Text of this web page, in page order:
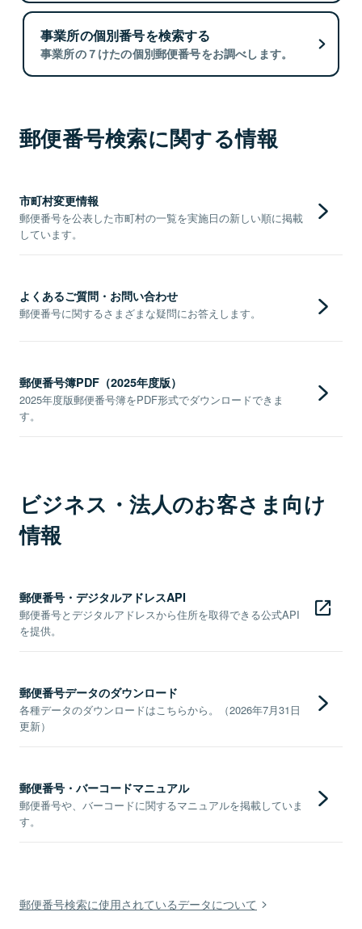
事業所の個別番号を検索する
事業所の７けたの個別郵便番号をお調べします。
郵便番号検索に関する情報
市町村変更情報
郵便番号を公表した市町村の一覧を実施日の新しい順に掲載
しています。
よくあるご質問・お問い合わせ
郵便番号に関するさまざまな疑問にお答えします。
郵便番号簿PDF（2025年度版）
2025年度版郵便番号簿をPDF形式でダウンロードできま
す。
ビジネス・法人のお客さま向け
情報
郵便番号・デジタルアドレスAPI
郵便番号とデジタルアドレスから住所を取得できる公式API
を提供。
郵便番号データのダウンロード
各種データのダウンロードはこちらから。（2026年7月31日
更新）
郵便番号・バーコードマニュアル
郵便番号や、バーコードに関するマニュアルを掲載していま
す。
郵便番号検索に使用されているデータについて